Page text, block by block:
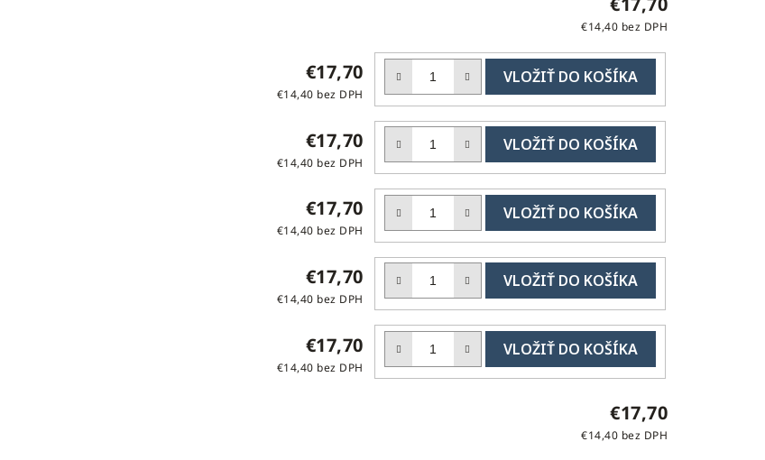
€14,40 bez DPH
€17,70
€14,40 bez DPH
DO
KOŠÍKA
€17,70
€14,40 bez DPH
DO
KOŠÍKA
€17,70
€14,40 bez DPH
DO
KOŠÍKA
€17,70
€14,40 bez DPH
DO
KOŠÍKA
€17,70
€14,40 bez DPH
DO
KOŠÍKA
€17,70
€14,40 bez DPH